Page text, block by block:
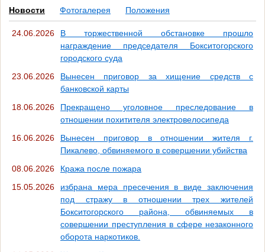
Новости Фотогалерея Положения
24.06.2026
В торжественной обстановке прошло
награждение председателя Бокситогорского
городского суда
23.06.2026
Вынесен приговор за хищение средств с
банковской карты
18.06.2026
Прекращено уголовное преследование в
отношении похитителя электровелосипеда
16.06.2026
Вынесен приговор в отношении жителя г.
Пикалево, обвиняемого в совершении убийства
08.06.2026
Кража после пожара
15.05.2026
избрана мера пресечения в виде заключения
под стражу в отношении трех жителей
Бокситогорского района, обвиняемых в
совершении преступления в сфере незаконного
оборота наркотиков.